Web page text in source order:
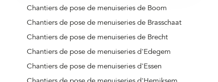
Chantiers de pose de menuiseries de Boom
Chantiers de pose de menuiseries de Brasschaat
Chantiers de pose de menuiseries de Brecht
Chantiers de pose de menuiseries d'Edegem
Chantiers de pose de menuiseries d'Essen